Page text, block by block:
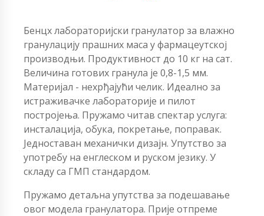
Бенцх лабораторијски гранулатор за влажно
гранулацију прашних маса у фармацеутској
производњи. Продуктивност до 10 кг на сат.
Величина готових гранула је 0,8-1,5 мм.
Материјал - нехрђајући челик. Идеално за
истраживачке лабораторије и пилот
постројења. Пружамо читав спектар услуга:
инсталација, обука, покретање, поправак.
Једноставан механички дизајн. Упутство за
употребу на енглеском и руском језику. У
складу са ГМП стандардом.
Пружамо детаљна упутства за подешавање
овог модела гранулатора. Прије отпреме